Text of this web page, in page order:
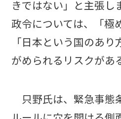
きではない」と主張し
政令については、「極
「日本という国のあ
がめられるリスクがあ
只野氏は、緊急事態